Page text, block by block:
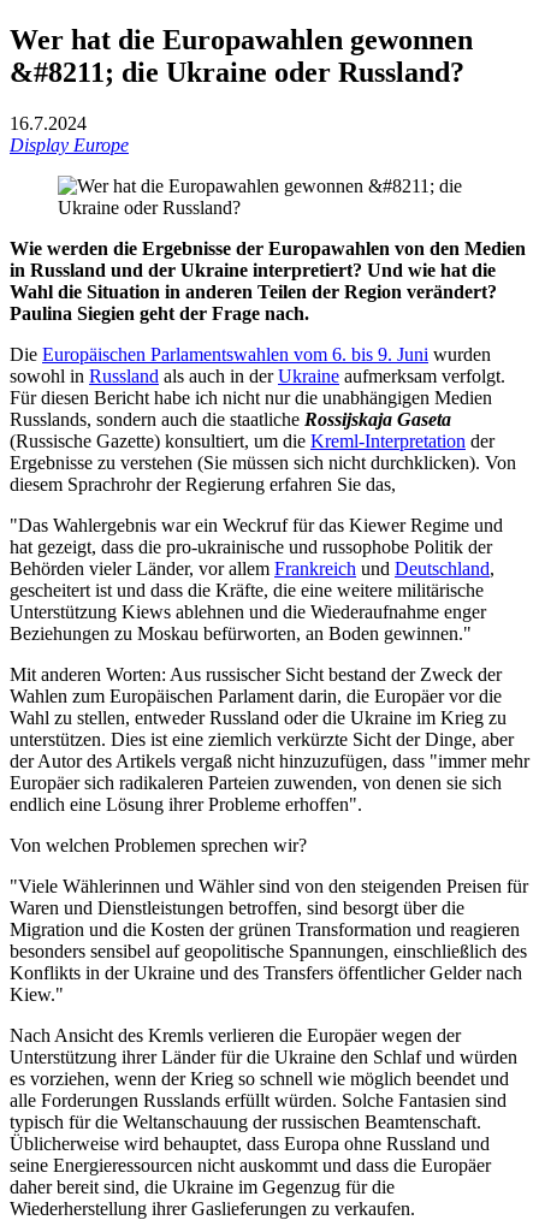
Wer hat die Europawahlen gewonnen
&#8211; die Ukraine oder Russland?
16.7.2024
Display Europe
Wie werden die Ergebnisse der Europawahlen von den Medien
in Russland und der Ukraine interpretiert? Und wie hat die
Wahl die Situation in anderen Teilen der Region verändert?
Paulina Siegien geht der Frage nach.
Die Europäischen Parlamentswahlen vom 6. bis 9. Juni wurden
sowohl in Russland als auch in derUkraine aufmerksam verfolgt.
Für diesen Bericht habe ich nicht nur die unabhängigen Medien
Russlands, sondern auch die staatliche Rossijskaja Gaseta
(Russische Gazette) konsultiert, um die Kreml-Interpretation der
Ergebnisse zu verstehen (Sie müssen sich nicht durchklicken). Von
diesem Sprachrohr der Regierung erfahren Sie das,
"Das Wahlergebnis war ein Weckruf für das Kiewer Regime und
hat gezeigt, dass die pro-ukrainische und russophobe Politik der
Behörden vieler Länder, vor allem Frankreich und Deutschland,
gescheitert ist und dass die Kräfte, die eine weitere militärische
Unterstützung Kiews ablehnen und die Wiederaufnahme enger
Beziehungen zu Moskau befürworten, an Boden gewinnen."
Mit anderen Worten: Aus russischer Sicht bestand der Zweck der
Wahlen zum Europäischen Parlament darin, die Europäer vor die
Wahl zu stellen, entweder Russland oder die Ukraine im Krieg zu
unterstützen. Dies ist eine ziemlich verkürzte Sicht der Dinge, aber
der Autor des Artikels vergaß nicht hinzuzufügen, dass "immer mehr
Europäer sich radikaleren Parteien zuwenden, von denen sie sich
endlich eine Lösung ihrer Probleme erhoffen".
Von welchen Problemen sprechen wir?
"Viele Wählerinnen und Wähler sind von den steigenden Preisen für
Waren und Dienstleistungen betroffen, sind besorgt über die
Migration und die Kosten der grünen Transformation und reagieren
besonders sensibel auf geopolitische Spannungen, einschließlich des
Konflikts in der Ukraine und des Transfers öffentlicher Gelder nach
Kiew."
Nach Ansicht des Kremls verlieren die Europäer wegen der
Unterstützung ihrer Länder für die Ukraine den Schlaf und würden
es vorziehen, wenn der Krieg so schnell wie möglich beendet und
alle Forderungen Russlands erfüllt würden. Solche Fantasien sind
typisch für die Weltanschauung der russischen Beamtenschaft.
Üblicherweise wird behauptet, dass Europa ohne Russland und
seine Energieressourcen nicht auskommt und dass die Europäer
daher bereit sind, die Ukraine im Gegenzug für die
Wiederherstellung ihrer Gaslieferungen zu verkaufen.